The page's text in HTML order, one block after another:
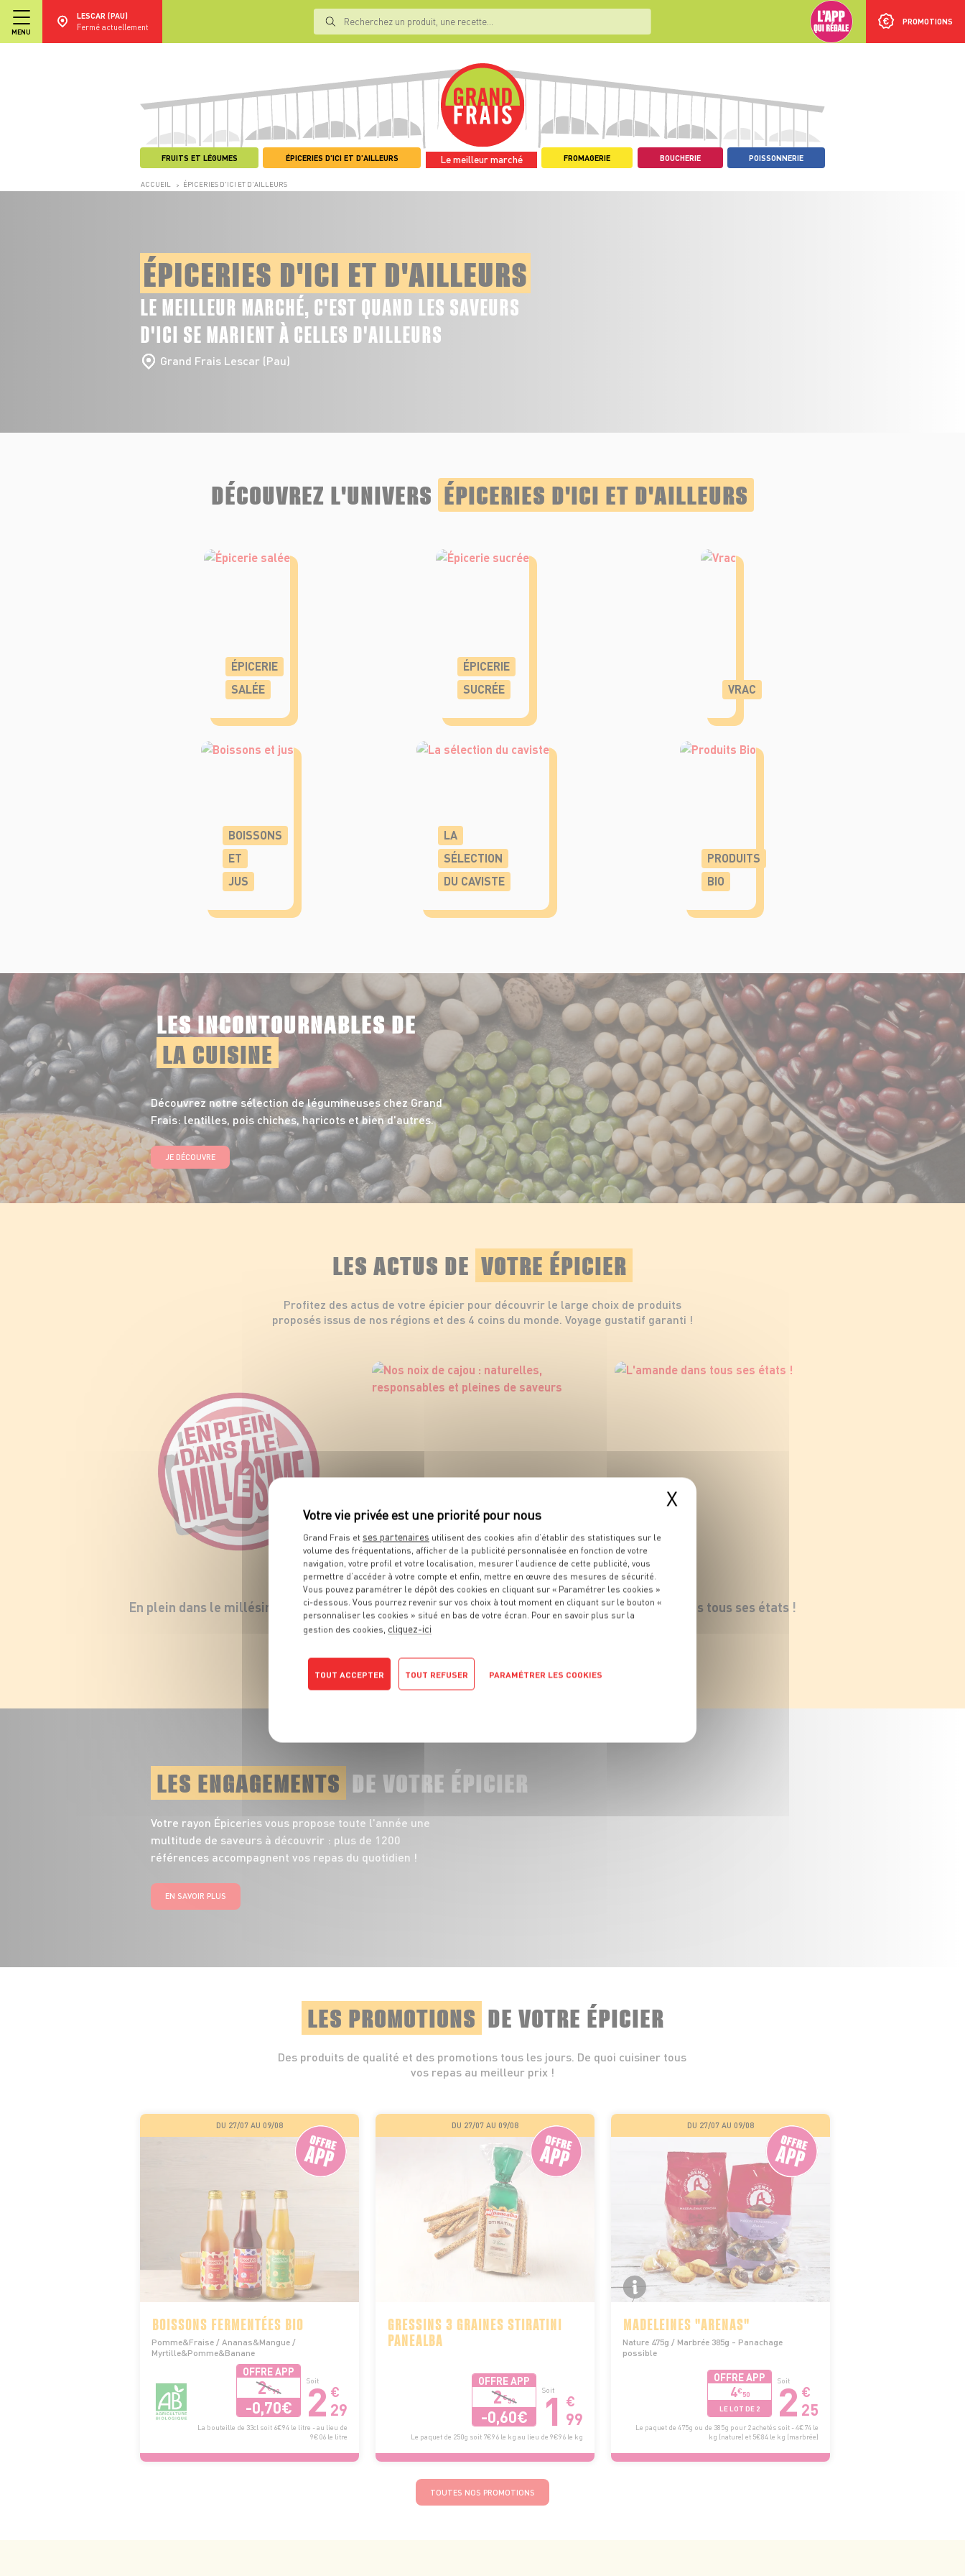
MENU
LESCAR (PAU)
Fermé actuellement
PROMOTIONS
FRUITS ET LÉGUMES ÉPICERIES D'ICI ET D'AILLEURS Le meilleur marché FROMAGERIE BOUCHERIE POISSONNERIE
ACCUEIL > ÉPICERIES D'ICI ET D'AILLEURS
ÉPICERIES D'ICI ET D'AILLEURS
LE MEILLEUR MARCHÉ, C'EST QUAND LES SAVEURS
D'ICI SE MARIENT À CELLES D'AILLEURS
Grand Frais Lescar (Pau)
DÉCOUVREZ L'UNIVERS ÉPICERIES D'ICI ET D'AILLEURS
ÉPICERIE
SALÉE
ÉPICERIE
SUCRÉE
VRAC
BOISSONS
ET
JUS
LA
SÉLECTION
DU CAVISTE
PRODUITS
BIO
LES INCONTOURNABLES DE
LA CUISINE
Découvrez notre sélection de légumineuses chez Grand
Frais: lentilles, pois chiches, haricots et bien d'autres.
JE DÉCOUVRE
LES ACTUS DE VOTRE ÉPICIER
Profitez des actus de votre épicier pour découvrir le large choix de produits
proposés issus de nos régions et des 4 coins du monde. Voyage gustatif garanti !
En plein dans le millésime !
Nos noix de cajou : naturelles,
responsables et pleines de saveurs
L'amande dans tous ses états !
TOUT VOIR
LES ENGAGEMENTS DE VOTRE ÉPICIER
Votre rayon Épiceries vous propose toute l'année une
multitude de saveurs à découvrir : plus de 1200
références accompagnent vos repas du quotidien !
EN SAVOIR PLUS
LES PROMOTIONS DE VOTRE ÉPICIER
Des produits de qualité et des promotions tous les jours. De quoi cuisiner tous
vos repas au meilleur prix !
DU 27/07 AU 09/08
BOISSONS FERMENTÉES BIO
Pomme&Fraise / Ananas&Mangue /
Myrtille&Pomme&Banane
OFFRE APP
2€99
-0,70€
Soit
2 €
29
La bouteille de 33cl soit 6€94 le litre - au lieu de
9€06 le litre
DU 27/07 AU 09/08
GRESSINS 3 GRAINES STIRATINI
PANEALBA
OFFRE APP
2€59
-0,60€
Soit
1 €
99
Le paquet de 250g soit 7€96 le kg au lieu de 9€96 le kg
DU 27/07 AU 09/08
MADELEINES "ARENAS"
Nature 475g / Marbrée 385g - Panachage
possible
OFFRE APP
4€50
LE LOT DE 2
Soit
2 €
25
Le paquet de 475g ou de 385g pour 2 achetés soit - 4€74 le
kg (nature) et 5€84 le kg (marbrée)
TOUTES NOS PROMOTIONS
X
Grand Frais et ses partenaires utilisent des cookies afin d’établir des statistiques sur le
volume des fréquentations, afficher de la publicité personnalisée en fonction de votre
navigation, votre profil et votre localisation, mesurer l’audience de cette publicité, vous
permettre d’accéder à votre compte et enfin, mettre en œuvre des mesures de sécurité.
Vous pouvez paramétrer le dépôt des cookies en cliquant sur « Paramétrer les cookies »
ci-dessous. Vous pourrez revenir sur vos choix à tout moment en cliquant sur le bouton «
personnaliser les cookies » situé en bas de votre écran. Pour en savoir plus sur la
gestion des cookies, cliquez-ici
TOUT ACCEPTER TOUT REFUSER PARAMÉTRER LES COOKIES